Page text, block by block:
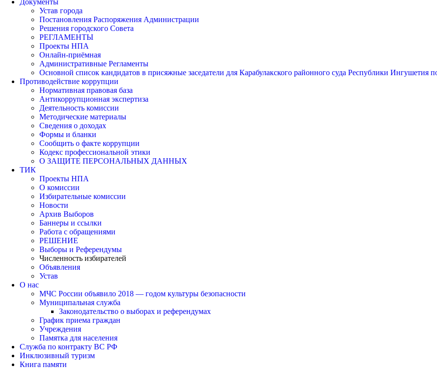
Устав города
Постановления Распоряжения Администрации
Решения городского Совета
РЕГЛАМЕНТЫ
Проекты НПА
Онлайн-приёмная
Административные Регламенты
Основной список кандидатов в присяжные заседатели для Карабулакского районного суда Республики Ингушетия
Противодействие коррупции
Нормативная правовая база
Антикоррупционная экспертиза
Деятельность комиссии
Методические материалы
Сведения о доходах
Формы и бланки
Сообщить о факте коррупции
Кодекс профессиональной этики
О ЗАЩИТЕ ПЕРСОНАЛЬНЫХ ДАННЫХ
ТИК
Проекты НПА
О комиссии
Избирательные комиссии
Новости
Архив Выборов
Баннеры и ссылки
Работа с обращениями
РЕШЕНИЕ
Выборы и Референдумы
Численность избирателей
Объявления
Устав
О нас
МЧС России объявило 2018 — годом культуры безопасности
Муниципальная служба
Законодательство о выборах и референдумах
График приема граждан
Учреждения
Памятка для населения
Служба по контракту ВС РФ
Инклюзивный туризм
Книга памяти